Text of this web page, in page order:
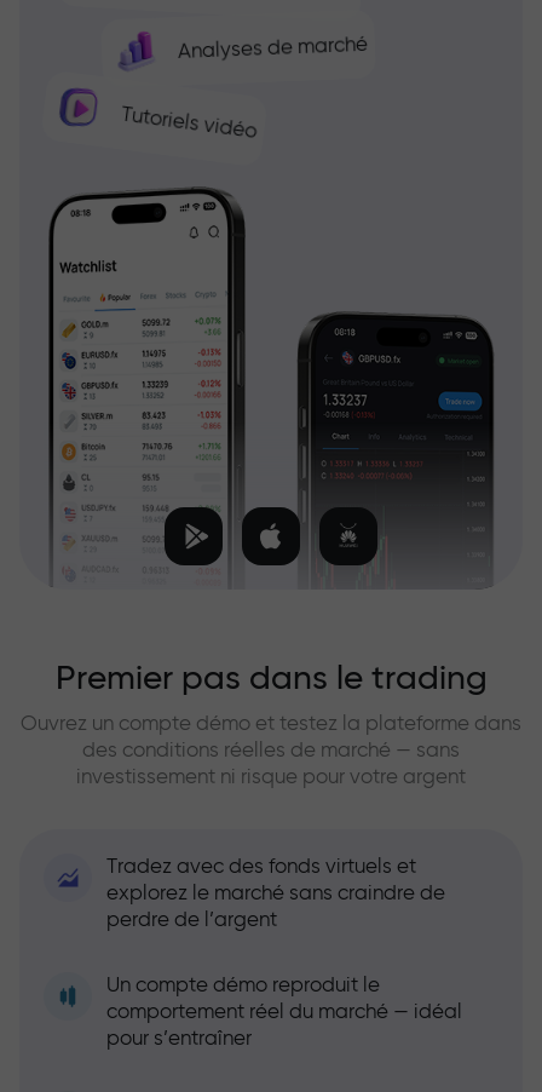
Analyses de marché
Tutoriels vidéo
Premier pas dans le trading
Ouvrez un compte démo et testez la plateforme dans
des conditions réelles de marché — sans
investissement ni risque pour votre argent
Tradez avec des fonds virtuels et
explorez le marché sans craindre de
perdre de l’argent
Un compte démo reproduit le
comportement réel du marché — idéal
pour s’entraîner